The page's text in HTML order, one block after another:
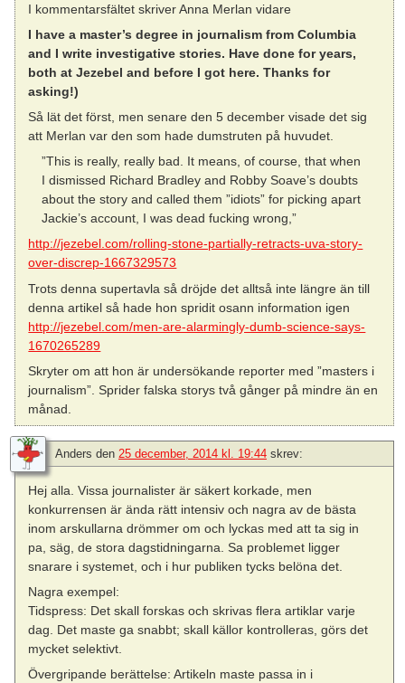
I kommentarsfältet skriver Anna Merlan vidare
I have a master’s degree in journalism from Columbia
and I write investigative stories. Have done for years,
both at Jezebel and before I got here. Thanks for
asking!)
Så lät det först, men senare den 5 december visade det sig
att Merlan var den som hade dumstruten på huvudet.
”This is really, really bad. It means, of course, that when
I dismissed Richard Bradley and Robby Soave’s doubts
about the story and called them ”idiots” for picking apart
Jackie’s account, I was dead fucking wrong,”
http://jezebel.com/rolling-stone-partially-retracts-uva-story-
over-discrep-1667329573
Trots denna supertavla så dröjde det alltså inte längre än till
denna artikel så hade hon spridit osann information igen
http://jezebel.com/men-are-alarmingly-dumb-science-says-
1670265289
Skryter om att hon är undersökande reporter med ”masters i
journalism”. Sprider falska storys två gånger på mindre än en
månad.
Anders den 25 december, 2014 kl. 19:44 skrev:
Hej alla. Vissa journalister är säkert korkade, men
konkurrensen är ända rätt intensiv och nagra av de bästa
inom arskullarna drömmer om och lyckas med att ta sig in
pa, säg, de stora dagstidningarna. Sa problemet ligger
snarare i systemet, och i hur publiken tycks belöna det.
Nagra exempel:
Tidspress: Det skall forskas och skrivas flera artiklar varje
dag. Det maste ga snabbt; skall källor kontrolleras, görs det
mycket selektivt.
Övergripande berättelse: Artikeln maste passa in i